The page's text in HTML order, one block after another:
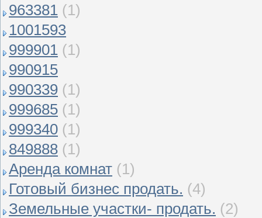
963381 (1)
1001593
999901 (1)
990915
990339 (1)
999685 (1)
999340 (1)
849888 (1)
Аренда комнат (1)
Готовый бизнес продать. (4)
Земельные участки- продать. (2)